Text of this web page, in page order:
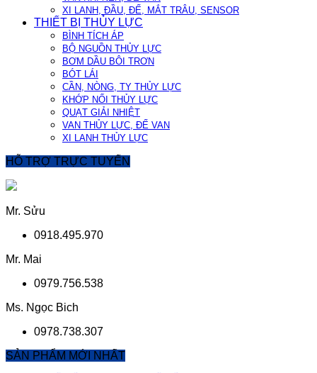
XI LANH, ĐẦU, ĐẾ, MẮT TRÂU, SENSOR
THIẾT BỊ THỦY LỰC
BÌNH TÍCH ÁP
BỘ NGUỒN THỦY LỰC
BƠM DẦU BÔI TRƠN
BÓT LÁI
CẦN, NÒNG, TY THỦY LỰC
KHỚP NỐI THỦY LỰC
QUẠT GIẢI NHIỆT
VAN THỦY LỰC, ĐẾ VAN
XI LANH THỦY LỰC
HỖ TRỢ TRỰC TUYẾN
Mr. Sửu
0918.495.970
Mr. Mai
0979.756.538
Ms. Ngọc Bich
0978.738.307
SẢN PHẨM MỚI NHẤT